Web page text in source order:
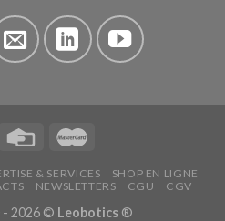
& SERVICES
SHOP EN LIGNE
NEWSLETTERS CGU CGV
- 2026 © Leobotics ®